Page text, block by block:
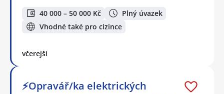
40 000 – 50 000 Kč
Plný úvazek
Vhodné také pro cizince
včerejší
⚡Opravář/ka elektrických